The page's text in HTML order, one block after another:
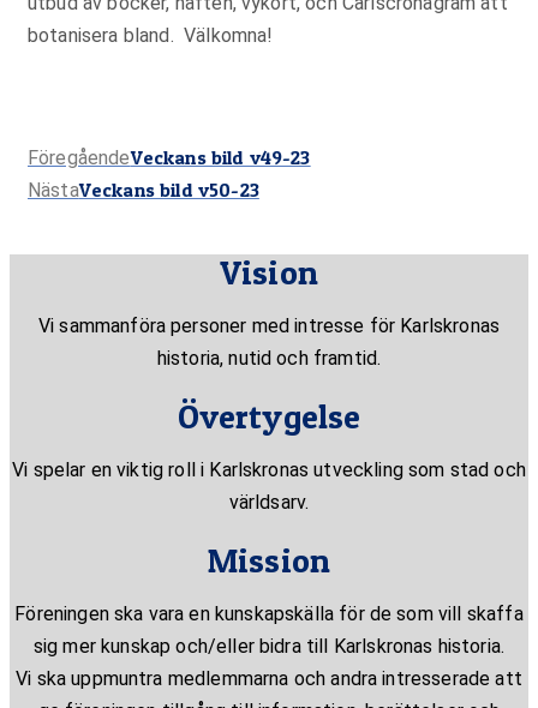
botanisera bland. Välkomna!
FöregåendeFöregående
inlägg:
Veckans bild v49-23
NästaNästa
Veckans bild v50-23
Vision
Vi sammanföra personer med intresse för Karlskronas
historia, nutid och framtid.
Övertygelse
Vi spelar en viktig roll i Karlskronas utveckling som stad och
världsarv.
Mission
Föreningen ska vara en kunskapskälla för de som vill skaffa
sig mer kunskap och/eller bidra till Karlskronas historia.
Vi ska uppmuntra medlemmarna och andra intresserade att